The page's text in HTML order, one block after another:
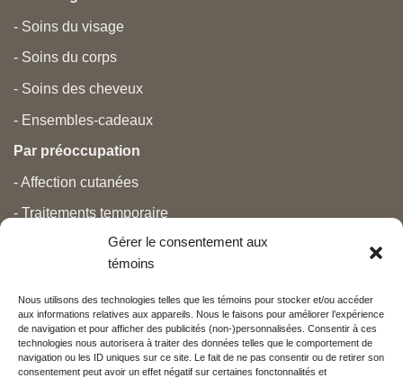
Gérer le consentement aux
témoins
Nous utilisons des technologies telles que les témoins pour stocker et/ou accéder
aux informations relatives aux appareils. Nous le faisons pour améliorer l’expérience
de navigation et pour afficher des publicités (non-)personnalisées. Consentir à ces
technologies nous autorisera à traiter des données telles que le comportement de
navigation ou les ID uniques sur ce site. Le fait de ne pas consentir ou de retirer son
consentement peut avoir un effet négatif sur certaines fonctonnalités et
- Soins du visage
- Soins du corps
- Soins des cheveux
- Ensembles-cadeaux
Par préoccupation
- Affection cutanées
- Traitements temporaire
- Grossesse et nouveau-né
- Anti-âge et beauté